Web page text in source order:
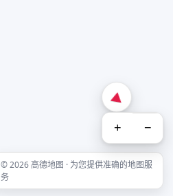
+ −
© 2026 高德地图 · 为您提供准确的地图服
务